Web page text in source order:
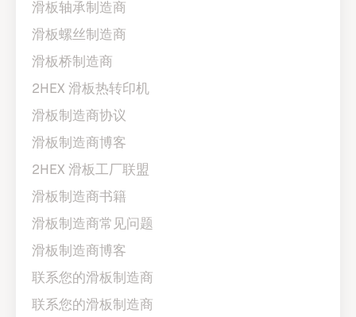
滑板轴承制造商
滑板螺丝制造商
滑板桥制造商
2HEX 滑板热转印机
滑板制造商协议
滑板制造商博客
2HEX 滑板工厂联盟
滑板制造商书籍
滑板制造商常见问题
滑板制造商博客
联系您的滑板制造商
联系您的滑板制造商